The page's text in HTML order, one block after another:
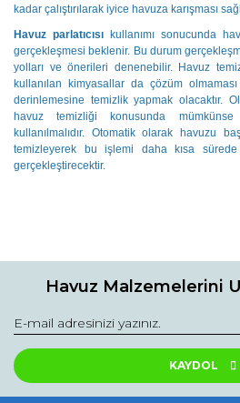
kadar çalıştırılarak iyice havuza karışması
Havuz parlatıcısı
kullanımı sonucunda
gerçekleşmesi beklenir. Bu durum
yolları ve önerileri denenebilir. Havuz
kullanılan kimyasallar da çözüm
derinlemesine temizlik yapmak olacaktır.
havuz temizliği konusunda
kullanılmalıdır. Otomatik olarak havuzu
temizleyerek bu işlemi daha kısa
gerçekleştirecektir.
Havuz Malzemelerini
KAYDOL